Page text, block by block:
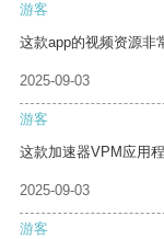
游客
这款app的视频资源非
2025-09-03
游客
这款加速器VPM应用
2025-09-03
游客